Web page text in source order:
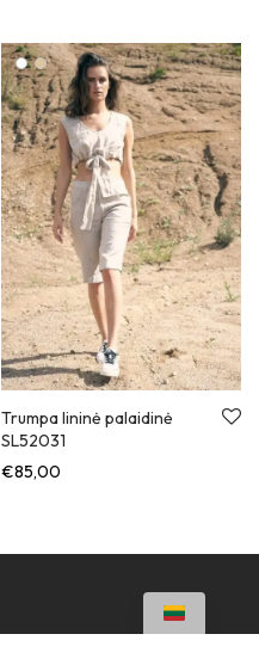
Trumpa lininė palaidinė
SL52031
€85,00